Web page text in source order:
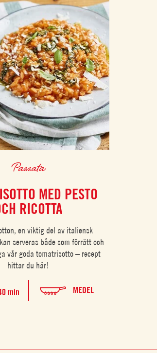
Passata
MED PESTO
RICOTTA
en viktig del av italiensk
serveras både som förrätt och
vår goda tomatrisotto – recept
hittar du här!
min MEDEL